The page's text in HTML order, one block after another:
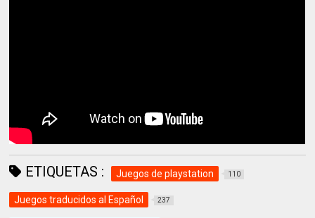
ETIQUETAS : Juegos de playstation 110
Juegos traducidos al Español 237